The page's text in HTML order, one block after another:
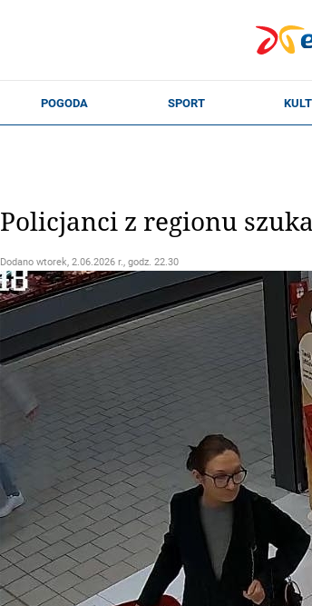
Policjanci z regionu
Dodano wtorek, 2.06.2026 r., godz. 22.30